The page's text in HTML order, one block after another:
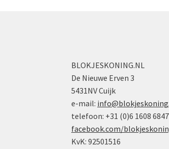
BLOKJESKONING.NL
De Nieuwe Erven 3
5431NV Cuijk
e-mail:
telefoon: +31 (0)6 1608 6847
facebook.com/
KvK: 92501516